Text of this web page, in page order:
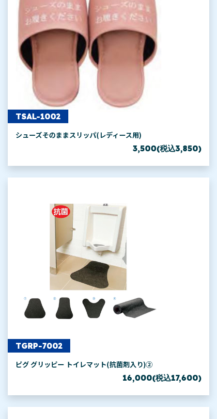
TSAL-1002
シューズそのままスリッパ(レディース用)
3,500(税込3,850)
TGRP-7002
ピグ グリッピー トイレマット(抗菌剤入り)②
16,000(税込17,600)